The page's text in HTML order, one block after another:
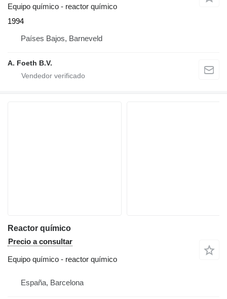
Equipo químico - reactor químico
1994
Países Bajos, Barneveld
A. Foeth B.V.
Reactor químico
Precio a consultar
Equipo químico - reactor químico
España, Barcelona